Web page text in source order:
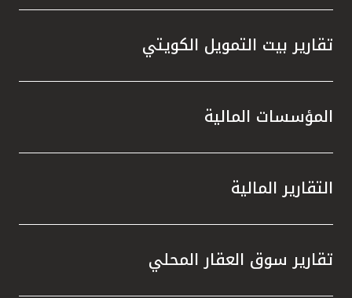
تقارير بيت التمويل الكويتي
المؤسسات المالية
التقارير المالية
تقارير سوق العقار المحلي